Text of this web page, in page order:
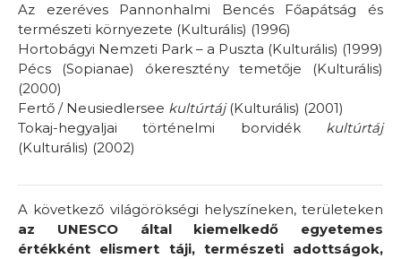
Az ezeréves Pannonhalmi Bencés Főapátság és
természeti környezete (Kulturális) (1996)
Hortobágyi Nemzeti Park – a Puszta (Kulturális) (1999)
Pécs (Sopianae) ókeresztény temetője (Kulturális)
(2000)
Fertő / Neusiedlersee kultúrtáj(Kulturális) (2001)
Tokaj-hegyaljai történelmi borvidék kultúrtáj
(Kulturális) (2002)
A következő világörökségi helyszíneken, területeken
az UNESCO által kiemelkedő egyetemes
értékként elismert táji, természeti adottságok,